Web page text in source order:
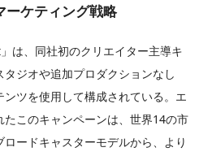
ーケティング戦略
は、同社初のクリエイター主導キ
ジオや追加プロダクションなし
ツを使用して構成されている。エ
このキャンペーンは、世界14の市
ードキャスターモデルから、より